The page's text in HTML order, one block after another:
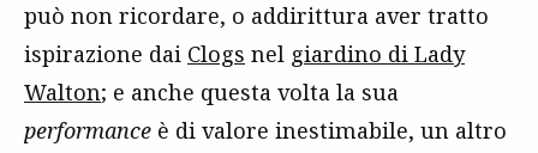
può non ricordare, o addirittura aver tratto
ispirazione dai Clogs nel giardino di Lady
Walton; e anche questa volta la sua
performance è di valore inestimabile, un altro